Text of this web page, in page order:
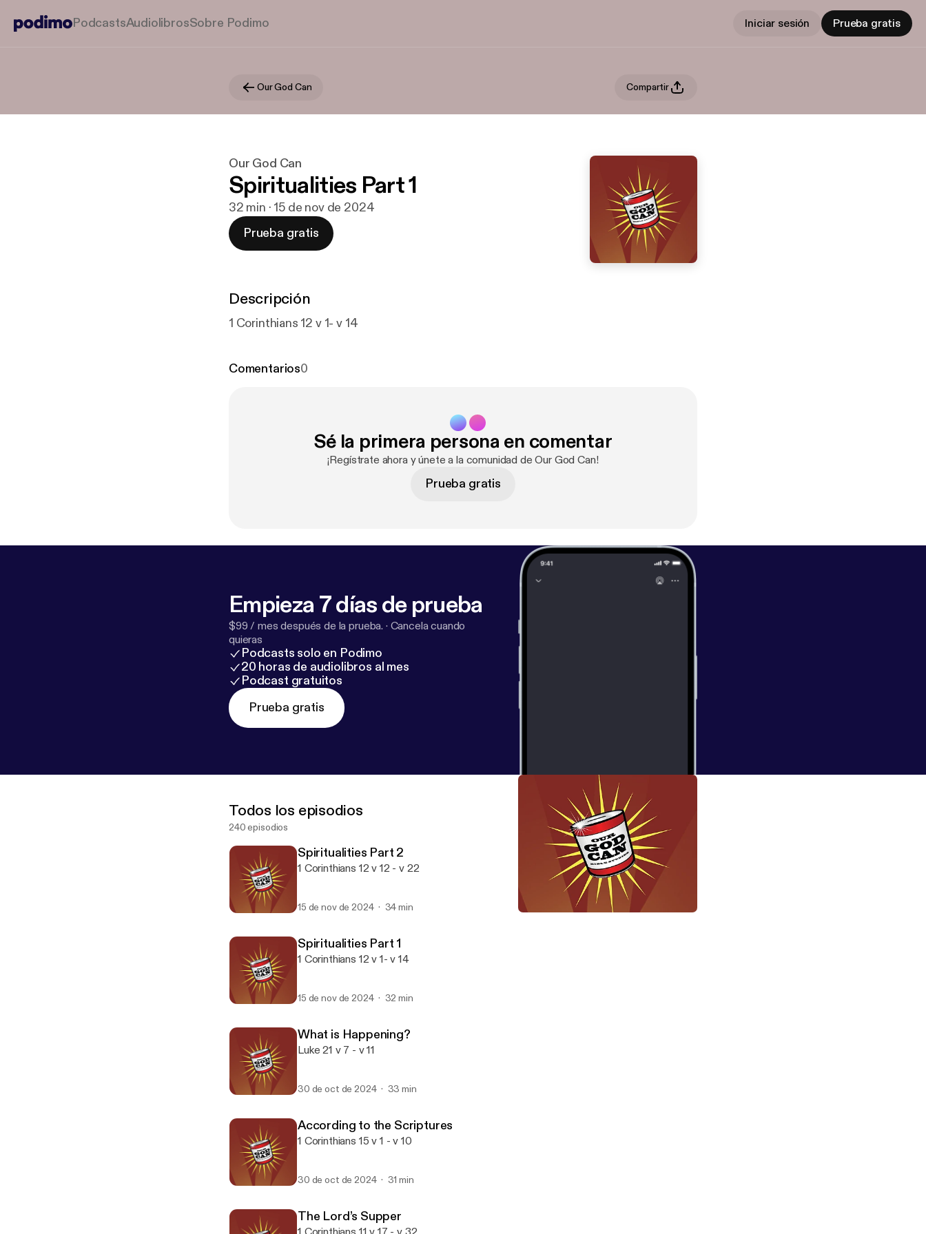
PodcastsAudiolibrosSobre Podimo Iniciar sesión Prueba gratis
Our God Can Compartir
Our God Can
Spiritualities Part 1
32 min · 15 de nov de 2024
Prueba gratis
Descripción
1 Corinthians 12 v 1- v 14
Comentarios0
Sé la primera persona en comentar
¡Regístrate ahora y únete a la comunidad de Our God Can!
Prueba gratis
Empieza 7 días de prueba
$99 / mes después de la prueba. · Cancela cuando
quieras
Podcasts solo en Podimo
20 horas de audiolibros al mes
Podcast gratuitos
Prueba gratis
Todos los episodios
240 episodios
Spiritualities Part 2
1 Corinthians 12 v 12 - v 22
15 de nov de 2024 34 min
Spiritualities Part 1
1 Corinthians 12 v 1- v 14
15 de nov de 2024 32 min
What is Happening?
Luke 21 v 7 - v 11
30 de oct de 2024 33 min
According to the Scriptures
1 Corinthians 15 v 1 - v 10
30 de oct de 2024 31 min
The Lord’s Supper